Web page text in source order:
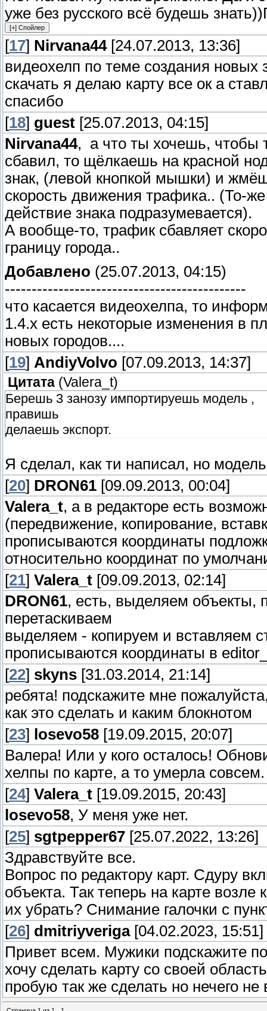
уже без русского всё будешь
[17] Nirvana44[24.07.2013, 13:36]
видеохелп по теме создания новых
скачать я делаю карту все ок а
спасибо
[18] guest [25.07.2013, 04:15]
Nirvana44, а что ты хочешь, чтобы
сбавил, то щёлкаешь на красной
знак, (левой кнопкой мышки) и
скорость движения трафика.. (То-
действие знака подразумевается).
А вообще-то, трафик сбавляет
границу города..
Добавлено (25.07.2013, 04:15)
---------------------------------------------
что касается видеохелпа, то
1.4.х есть некоторые изменения в
новых городов....
[19] AndiyVolvo [07.09.2013, 14:37]
Цитата (Valera_t)
Берешь 3 занозу импортируешь модель ,
правишь
делаешь экспорт.
Я сделал, как ти написал, но
[20] DRON61 [09.09.2013, 00:04]
Valera_t, а в редакторе есть
(передвижение, копирование,
прописываются координаты
относительно координат по
[21] Valera_t [09.09.2013, 02:14]
DRON61, есть, выделяем объекты,
перетаскиваем
выделяем - копируем и вставляем
прописываются координаты в
[22] skyns [31.03.2014, 21:14]
ребята! подскажите мне
как это сделать и каким блокнотом
[23] losevo58 [19.09.2015, 20:07]
Валера! Или у кого осталось!
хелпы по карте, а то умерла
[24] Valera_t [19.09.2015, 20:43]
losevo58, У меня уже нет.
[25] sgtpepper67 [25.07.2022, 13:26]
Здравствуйте все.
Вопрос по редактору карт. Сдуру
объекта. Так теперь на карте
их убрать? Снимание галочки с
[26] dmitriyveriga[04.02.2023, 15:51]
Привет всем. Мужики подскажите
хочу сделать карту со своей
пробую так же сделать но нечего не